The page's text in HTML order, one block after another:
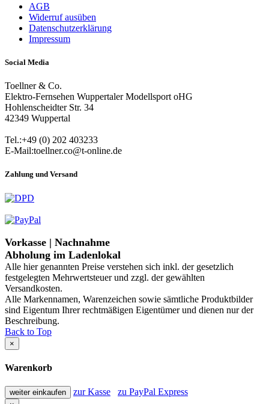
AGB
Widerruf ausüben
Datenschutzerklärung
Impressum
Social Media
Toellner & Co.
Elektro-Fernsehen Wuppertaler Modellsport oHG
Hohlenscheidter Str. 34
42349 Wuppertal
Tel.:+49 (0) 202 403233
E-Mail:toellner.co@t-online.de
Zahlung und Versand
Vorkasse | Nachnahme
Abholung im Ladenlokal
Alle hier genannten Preise verstehen sich inkl. der gesetzlich
festgelegten Mehrwertsteuer und zzgl. der gewählten
Versandkosten.
Alle Markennamen, Warenzeichen sowie sämtliche Produktbilder
sind Eigentum Ihrer rechtmäßigen Eigentümer und dienen nur der
Beschreibung.
Back to Top
×
Warenkorb
weiter einkaufen zur Kasse zu PayPal Express